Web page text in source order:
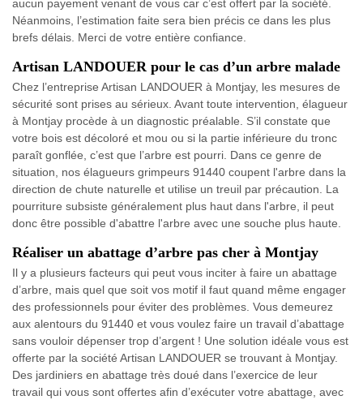
aucun payement venant de vous car c’est offert par la société.
Néanmoins, l’estimation faite sera bien précis ce dans les plus
brefs délais. Merci de votre entière confiance.
Artisan LANDOUER pour le cas d’un arbre malade
Chez l’entreprise Artisan LANDOUER à Montjay, les mesures de
sécurité sont prises au sérieux. Avant toute intervention, élagueur
à Montjay procède à un diagnostic préalable. S’il constate que
votre bois est décoloré et mou ou si la partie inférieure du tronc
paraît gonflée, c’est que l’arbre est pourri. Dans ce genre de
situation, nos élagueurs grimpeurs 91440 coupent l'arbre dans la
direction de chute naturelle et utilise un treuil par précaution. La
pourriture subsiste généralement plus haut dans l'arbre, il peut
donc être possible d'abattre l'arbre avec une souche plus haute.
Réaliser un abattage d’arbre pas cher à Montjay
Il y a plusieurs facteurs qui peut vous inciter à faire un abattage
d’arbre, mais quel que soit vos motif il faut quand même engager
des professionnels pour éviter des problèmes. Vous demeurez
aux alentours du 91440 et vous voulez faire un travail d’abattage
sans vouloir dépenser trop d’argent ! Une solution idéale vous est
offerte par la société Artisan LANDOUER se trouvant à Montjay.
Des jardiniers en abattage très doué dans l’exercice de leur
travail qui vous sont offertes afin d’exécuter votre abattage, avec